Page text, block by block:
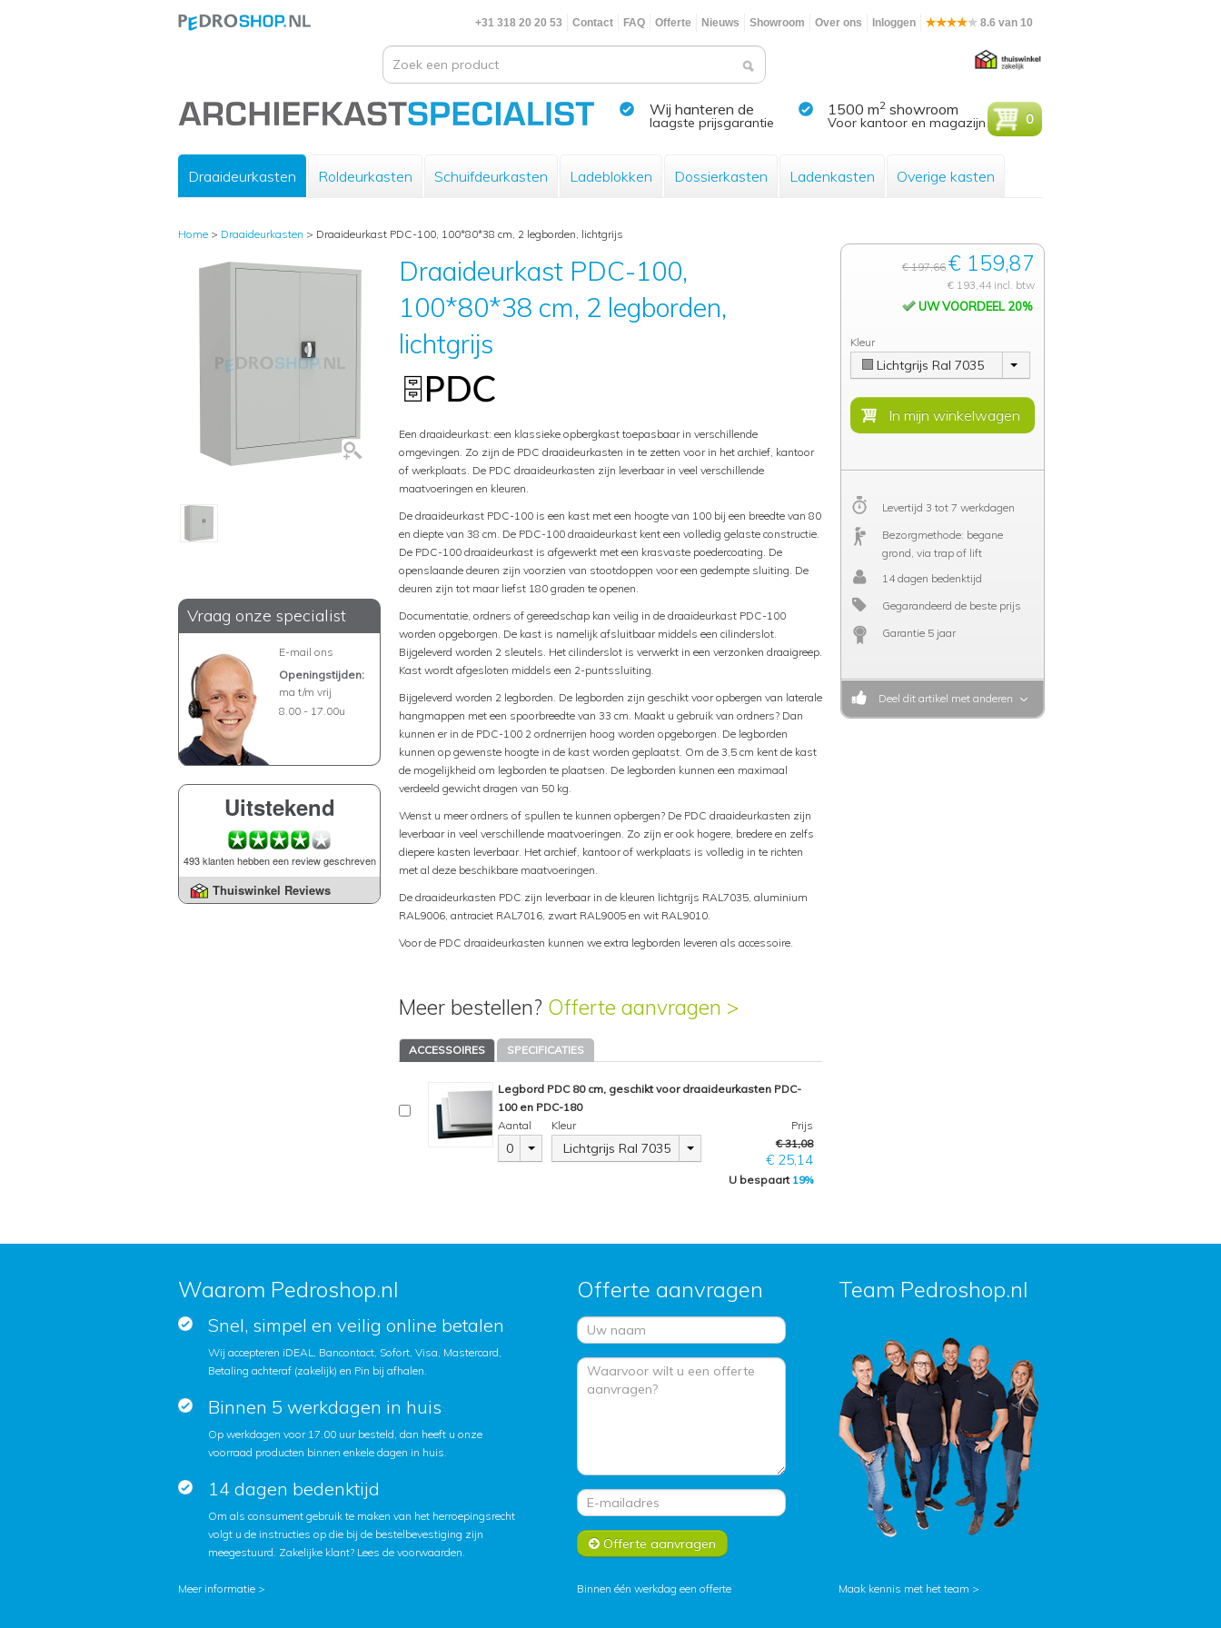
+31 318 20 20 53 Contact FAQ Offerte Nieuws Showroom Over ons Inloggen 8.6 van 10
Wij hanteren de
laagste prijsgarantie
1500 m2 showroom
Voor kantoor en magazijn 0
Draaideurkasten Roldeurkasten Schuifdeurkasten Ladeblokken Dossierkasten Ladenkasten Overige kasten
Home > Draaideurkasten > Draaideurkast PDC-100, 100*80*38 cm, 2 legborden, lichtgrijs
Vraag onze specialist
E-mail ons
Openingstijden:
ma t/m vrij
8.00 - 17.00u
Uitstekend
493 klanten hebben een review geschreven
Thuiswinkel Reviews
Draaideurkast PDC-100,
100*80*38 cm, 2 legborden,
lichtgrijs
Een draaideurkast: een klassieke opbergkast toepasbaar in verschillende
omgevingen. Zo zijn de PDC draaideurkasten in te zetten voor in het archief, kantoor
of werkplaats. De PDC draaideurkasten zijn leverbaar in veel verschillende
maatvoeringen en kleuren.
De draaideurkast PDC-100 is een kast met een hoogte van 100 bij een breedte van 80
en diepte van 38 cm. De PDC-100 draaideurkast kent een volledig gelaste constructie.
De PDC-100 draaideurkast is afgewerkt met een krasvaste poedercoating. De
openslaande deuren zijn voorzien van stootdoppen voor een gedempte sluiting. De
deuren zijn tot maar liefst 180 graden te openen.
Documentatie, ordners of gereedschap kan veilig in de draaideurkast PDC-100
worden opgeborgen. De kast is namelijk afsluitbaar middels een cilinderslot.
Bijgeleverd worden 2 sleutels. Het cilinderslot is verwerkt in een verzonken draaigreep.
Kast wordt afgesloten middels een 2-puntssluiting.
Bijgeleverd worden 2 legborden. De legborden zijn geschikt voor opbergen van laterale
hangmappen met een spoorbreedte van 33 cm. Maakt u gebruik van ordners? Dan
kunnen er in de PDC-100 2 ordnerrijen hoog worden opgeborgen. De legborden
kunnen op gewenste hoogte in de kast worden geplaatst. Om de 3,5 cm kent de kast
de mogelijkheid om legborden te plaatsen. De legborden kunnen een maximaal
verdeeld gewicht dragen van 50 kg.
Wenst u meer ordners of spullen te kunnen opbergen? De PDC draaideurkasten zijn
leverbaar in veel verschillende maatvoeringen. Zo zijn er ook hogere, bredere en zelfs
diepere kasten leverbaar. Het archief, kantoor of werkplaats is volledig in te richten
met al deze beschikbare maatvoeringen.
De draaideurkasten PDC zijn leverbaar in de kleuren lichtgrijs RAL7035, aluminium
RAL9006, antraciet RAL7016, zwart RAL9005 en wit RAL9010.
Voor de PDC draaideurkasten kunnen we extra legborden leveren als accessoire.
Meer bestellen? Offerte aanvragen >
ACCESSOIRES SPECIFICATIES
Legbord PDC 80 cm, geschikt voor draaideurkasten PDC-
100 en PDC-180
Aantal
0
Kleur
Lichtgrijs Ral 7035
Prijs
€ 31,08
€ 25,14
U bespaart 19%
€ 197,66 € 159,87
€ 193,44 incl. btw
UW VOORDEEL 20%
Kleur
Lichtgrijs Ral 7035
Levertijd 3 tot 7 werkdagen
Bezorgmethode: begane
grond, via trap of lift
14 dagen bedenktijd
Gegarandeerd de beste prijs
Garantie 5 jaar
Deel dit artikel met anderen
Waarom Pedroshop.nl
Snel, simpel en veilig online betalen
Wij accepteren iDEAL, Bancontact, Sofort, Visa, Mastercard,
Betaling achteraf (zakelijk) en Pin bij afhalen.
Binnen 5 werkdagen in huis
Op werkdagen voor 17.00 uur besteld, dan heeft u onze
voorraad producten binnen enkele dagen in huis.
14 dagen bedenktijd
Om als consument gebruik te maken van het herroepingsrecht
volgt u de instructies op die bij de bestelbevestiging zijn
meegestuurd. Zakelijke klant? Lees de voorwaarden.
Offerte aanvragen
Offerte aanvragen
Team Pedroshop.nl
Meer informatie > Binnen één werkdag een offerte Maak kennis met het team >